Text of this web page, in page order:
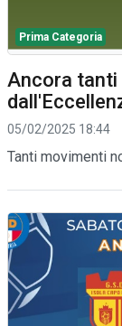
Prima Categoria
Ancora tanti
05/02/2025 18:44
Tanti movimenti